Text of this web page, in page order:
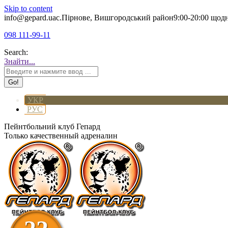
Skip to content
info@gepard.uaс.Пірнове, Вишгородський район9:00-20:00
098 111-99-11
Search:
Знайти...
УКР
РУС
Пейнтбольний клуб Гепард
Только качественный адреналин